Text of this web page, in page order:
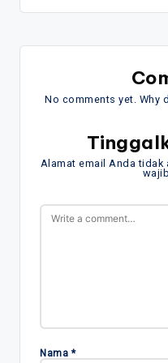
No comments yet. Why
Alamat email Anda tidak
Nama *